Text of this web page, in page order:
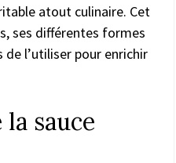
atout culinaire. Cet
ses différentes formes
l’utiliser pour enrichir
la sauce